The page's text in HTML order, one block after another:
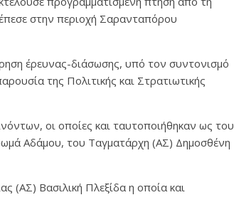
στην περιοχή Σαρανταπόρου
έρευνας-διάσωσης, υπό τον συντονισμό
της Πολιτικής και Στρατιωτικής
οι οποίες και ταυτοποιήθηκαν ως του
Αδάμου, του Ταγματάρχη (ΑΣ) Δημοσθένη
(ΑΣ) Βασιλική Πλεξίδα η οποία και